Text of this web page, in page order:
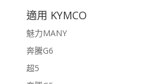
適用 KYMCO
魅力MANY
奔騰G6
超5